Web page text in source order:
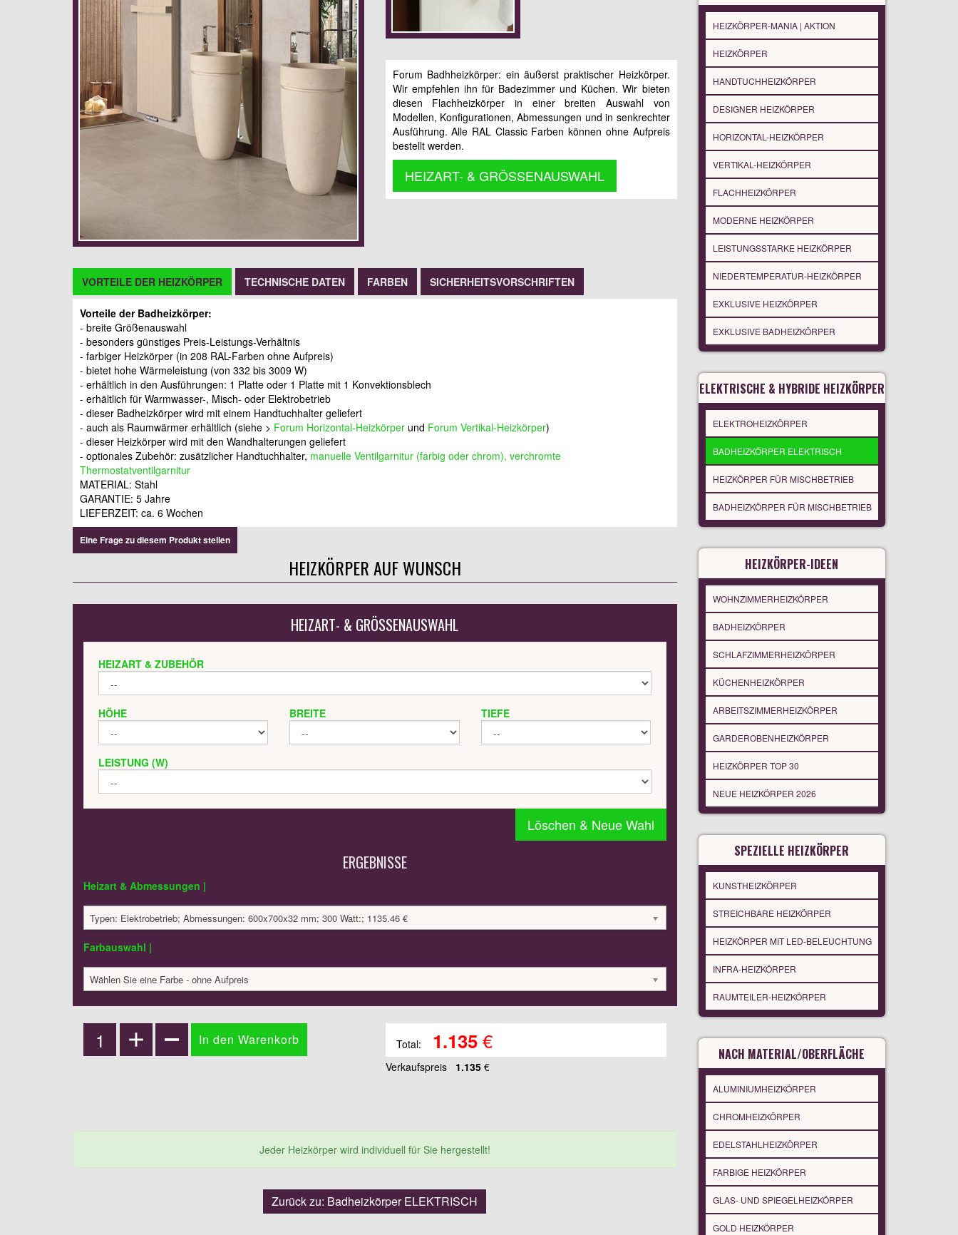
Forum Badhheizkörper: ein äußerst praktischer Heizkörper.
Wir empfehlen ihn für Badezimmer und Küchen. Wir bieten
diesen Flachheizkörper in einer breiten Auswahl von
Modellen, Konfigurationen, Abmessungen und in senkrechter
Ausführung. Alle RAL Classic Farben können ohne Aufpreis
bestellt werden.
HEIZART- & GRÖSSENAUSWAHL
VORTEILE DER HEIZKÖRPER TECHNISCHE DATEN FARBEN SICHERHEITSVORSCHRIFTEN
Vorteile der Badheizkörper:
- breite Größenauswahl
- besonders günstiges Preis-Leistungs-Verhältnis
- farbiger Heizkörper (in 208 RAL-Farben ohne Aufpreis)
- bietet hohe Wärmeleistung (von 332 bis 3009 W)
- erhältlich in den Ausführungen: 1 Platte oder 1 Platte mit 1 Konvektionsblech
- erhältlich für Warmwasser-, Misch- oder Elektrobetrieb
- dieser Badheizkörper wird mit einem Handtuchhalter geliefert
- auch als Raumwärmer erhältlich (siehe > Forum Horizontal-Heizkörper und Forum Vertikal-Heizkörper)
- dieser Heizkörper wird mit den Wandhalterungen geliefert
- optionales Zubehör: zusätzlicher Handtuchhalter, manuelle Ventilgarnitur (farbig oder chrom), verchromte
Thermostatventilgarnitur
MATERIAL: Stahl
GARANTIE: 5 Jahre
LIEFERZEIT: ca. 6 Wochen
Eine Frage zu diesem Produkt stellen
HEIZKÖRPER AUF WUNSCH
HEIZART- & GRÖSSENAUSWAHL
HEIZART & ZUBEHÖR
HÖHE BREITE TIEFE
LEISTUNG (W)
Löschen & Neue Wahl
ERGEBNISSE
Heizart & Abmessungen |
Typen: Elektrobetrieb; Abmessungen: 600x700x32 mm; 300 Watt:; 1135.46 €
Farbauswahl |
Wählen Sie eine Farbe - ohne Aufpreis
Total: 1.135€
Verkaufspreis 1.135€
Jeder Heizkörper wird individuell für Sie hergestellt!
Zurück zu: Badheizkörper ELEKTRISCH
HEIZKÖRPER-MANIA | AKTION
HEIZKÖRPER
HANDTUCHHEIZKÖRPER
DESIGNER HEIZKÖRPER
HORIZONTAL-HEIZKÖRPER
VERTIKAL-HEIZKÖRPER
FLACHHEIZKÖRPER
MODERNE HEIZKÖRPER
LEISTUNGSSTARKE HEIZKÖRPER
NIEDERTEMPERATUR-HEIZKÖRPER
EXKLUSIVE HEIZKÖRPER
EXKLUSIVE BADHEIZKÖRPER
ELEKTRISCHE & HYBRIDE HEIZKÖRPER
ELEKTROHEIZKÖRPER
BADHEIZKÖRPER ELEKTRISCH
HEIZKÖRPER FÜR MISCHBETRIEB
BADHEIZKÖRPER FÜR MISCHBETRIEB
HEIZKÖRPER-IDEEN
WOHNZIMMERHEIZKÖRPER
BADHEIZKÖRPER
SCHLAFZIMMERHEIZKÖRPER
KÜCHENHEIZKÖRPER
ARBEITSZIMMERHEIZKÖRPER
GARDEROBENHEIZKÖRPER
HEIZKÖRPER TOP 30
NEUE HEIZKÖRPER 2026
SPEZIELLE HEIZKÖRPER
KUNSTHEIZKÖRPER
STREICHBARE HEIZKÖRPER
HEIZKÖRPER MIT LED-BELEUCHTUNG
INFRA-HEIZKÖRPER
RAUMTEILER-HEIZKÖRPER
NACH MATERIAL/OBERFLÄCHE
ALUMINIUMHEIZKÖRPER
CHROMHEIZKÖRPER
EDELSTAHLHEIZKÖRPER
FARBIGE HEIZKÖRPER
GLAS- UND SPIEGELHEIZKÖRPER
GOLD HEIZKÖRPER